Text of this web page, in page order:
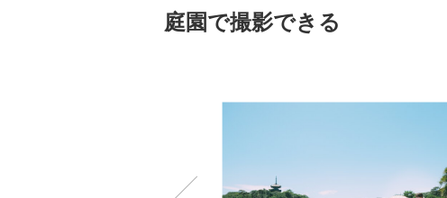
庭園で撮影できる